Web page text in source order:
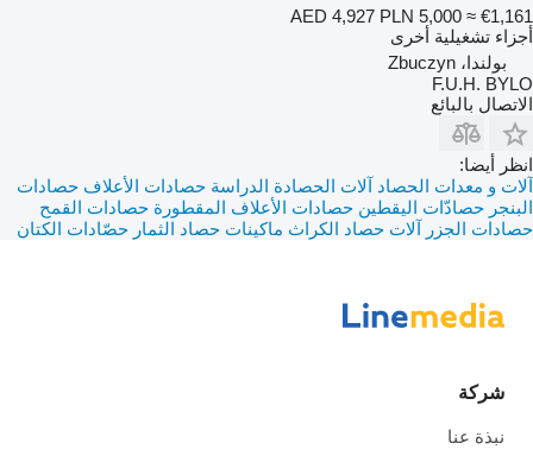
AED 4,927 PLN 5,000 ≈ €1,161
أجزاء تشغيلية أخرى
بولندا، Zbuczyn
F.U.H. BYLO
الاتصال بالبائع
انظر أيضا:
آلات و معدات الحصاد آلات الحصادة الدراسة حصادات الأعلاف حصادات
البنجر حصادّات اليقطين حصادات الأعلاف المقطورة حصادات القمح
حصادات الجزر آلات حصاد الكراث ماكينات حصاد الثمار حصّادات الكتان
شركة
نبذة عنا